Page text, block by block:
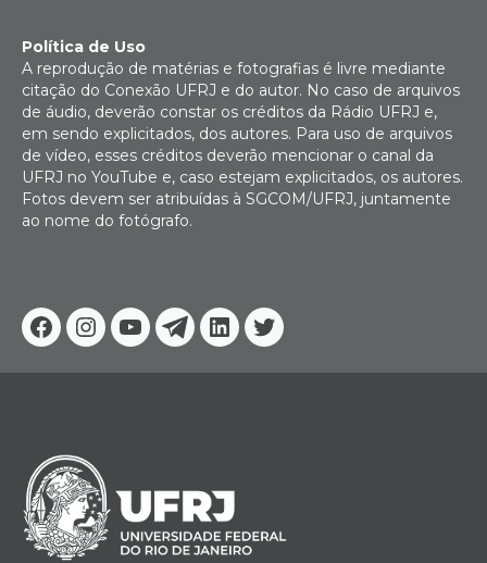
Facebook
Instagram
YoutubeTelegram
Linkedin
Twitter
Política de Uso
A reprodução de matérias e fotografias é livre mediante
citação do Conexão UFRJ e do autor. No caso de arquivos
de áudio, deverão constar os créditos da Rádio UFRJ e,
em sendo explicitados, dos autores. Para uso de arquivos
de vídeo, esses créditos deverão mencionar o canal da
UFRJ no YouTube e, caso estejam explicitados, os autores.
Fotos devem ser atribuídas à SGCOM/UFRJ, juntamente
ao nome do fotógrafo.